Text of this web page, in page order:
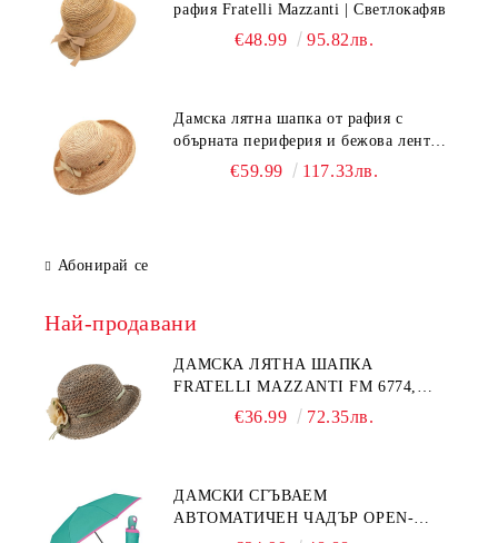
рафия Fratelli Mazzanti | Светлокафяв
€48.99 95.82лв.
Дамска лятна шапка от рафия с
обърната периферия и бежова лента
Fratelli Mazzanti | Натурален
€59.99 117.33лв.
Абонирай се
Най-продавани
ДАМСКА ЛЯТНА ШАПКА
FRATELLI MAZZANTI FM 6774,
НАТУРАЛЕН/ЖЪЛТО ЦВЕТЕ
€36.99 72.35лв.
ДАМСКИ СГЪВАЕМ
АВТОМАТИЧЕН ЧАДЪР OPEN-